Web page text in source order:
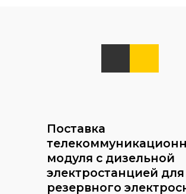
Поставка
модуля с дизельной
электростанцией для
резервного